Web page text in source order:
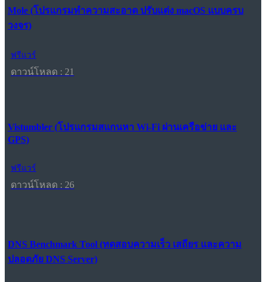
Mole (โปรแกรมทำความสะอาด ปรับแต่ง macOS แบบครบ
วงจร)
ฟรีแวร์
ดาวน์โหลด : 21
Vistumbler (โปรแกรมสแกนหา Wi-Fi ผ่านเครือข่าย และ
GPS)
ฟรีแวร์
ดาวน์โหลด : 26
DNS Benchmark Tool (ทดสอบความเร็ว เสถียร และความ
ปลอดภัย DNS Server)